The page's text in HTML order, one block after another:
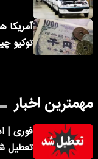
آمریکا
توکیو
مهمترین اخبار
تعطیل